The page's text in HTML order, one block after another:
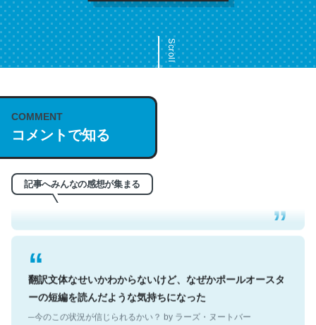
Scroll
COMMENT
コメントで知る
記事へみんなの感想が集まる
これは名文。彼はとてもクレバーなんだろうなと凄く思
う。英語少しでも読める人は原文もお勧め。自分はこの流
れ好き。Let’s Fucking Go. Then Covid hit. Shit.
─今のこの状況が信じられるかい？ by ラーズ・ヌートバー
翻訳文体なせいかわからないけど、なぜかポールオースタ
ーの短編を読んだような気持ちになった